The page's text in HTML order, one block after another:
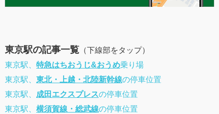
東京駅の記事一覧 （下線部をタップ）
東京駅、 特急はちおうじ&おうめ乗り場
東京駅、 東北・上越・北陸新幹線の停車位置
東京駅、 成田エクスプレスの停車位置
東京駅、 横須賀線・総武線の停車位置